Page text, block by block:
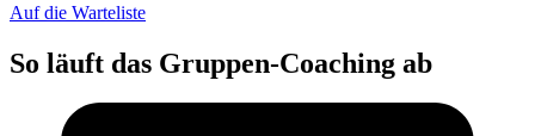
Auf die Warteliste
So läuft das Gruppen-Coaching ab